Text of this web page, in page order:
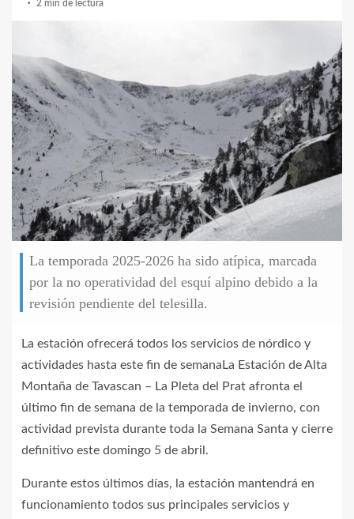
2 min de lectura
La temporada 2025-2026 ha sido atípica, marcada
por la no operatividad del esquí alpino debido a la
revisión pendiente del telesilla.
La estación ofrecerá todos los servicios de nórdico y
actividades hasta este fin de semanaLa Estación de Alta
Montaña de Tavascan – La Pleta del Prat afronta el
último fin de semana de la temporada de invierno, con
actividad prevista durante toda la Semana Santa y cierre
definitivo este domingo 5 de abril.
Durante estos últimos días, la estación mantendrá en
funcionamiento todos sus principales servicios y